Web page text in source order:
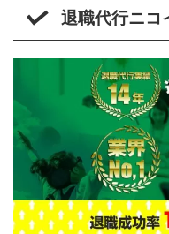
退職代行ニコ